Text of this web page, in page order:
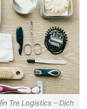
Tre Logistics – Dịch